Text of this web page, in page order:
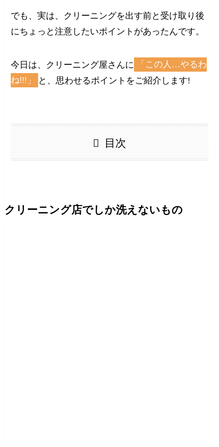
でも、実は、クリーニングを出す前と受け取り後
にちょっと注意したいポイントがあったんです。
今日は、クリーニング屋さんに
「この人…やるわ
ね!!!」
と、思わせるポイントをご紹介します!
目次
クリーニング店でしか洗えないもの